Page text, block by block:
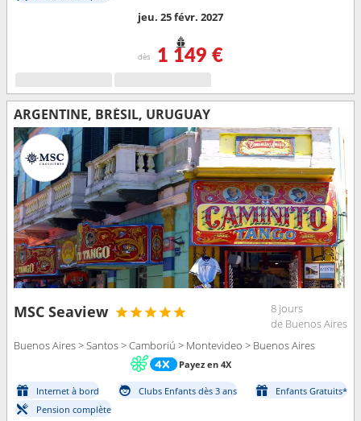
jeu. 25 févr. 2027
dès 1 149 €
ARGENTINE, BRÉSIL, URUGUAY
MSC Seaview
8 jours
de Buenos Aires
Buenos Aires > Santos > Camboriú > Montevideo > Buenos Aires
Payez en 4X
Internet à bord Clubs Enfants dès 3 ans
Enfants Gratuits*
Pension complète